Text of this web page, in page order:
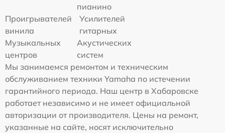
пианино
Проигрывателей
винила
Усилителей
гитарных
Музыкальных
центров
Акустических
систем
Мы занимаемся ремонтом и техническим
обслуживанием техники Yamaha по истечении
гарантийного периода. Наш центр в Хабаровске
работает независимо и не имеет официальной
авторизации от производителя. Цены на ремонт,
указанные на сайте, носят исключительно